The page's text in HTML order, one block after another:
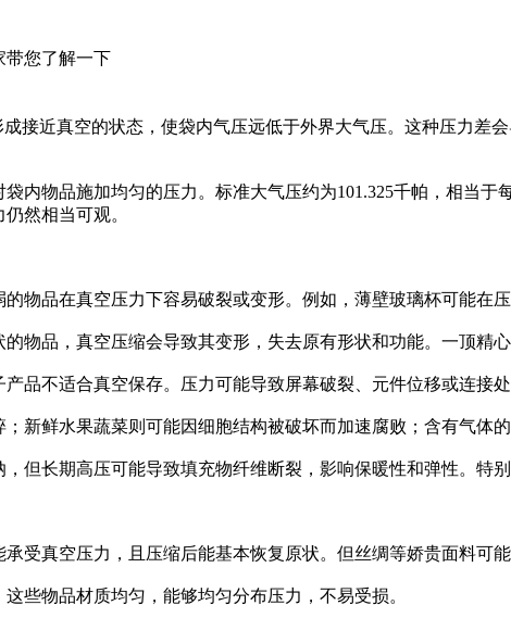
带您了解一下
接近真空的状态，使袋内气压远低于外界大气压。这种压力差
内物品施加均匀的压力。标准大气压约为101.325千帕，相当
然相当可观。
物品在真空压力下容易破裂或变形。例如，薄壁玻璃杯可能在
物品，真空压缩会导致其变形，失去原有形状和功能。一顶精
品不适合真空保存。压力可能导致屏幕破裂、元件位移或连接
新鲜水果蔬菜则可能因细胞结构被破坏而加速腐败；含有气体
但长期高压可能导致填充物纤维断裂，影响保暖性和弹性。特
受真空压力，且压缩后能基本恢复原状。但丝绸等娇贵面料可
些物品材质均匀，能够均匀分布压力，不易受损。